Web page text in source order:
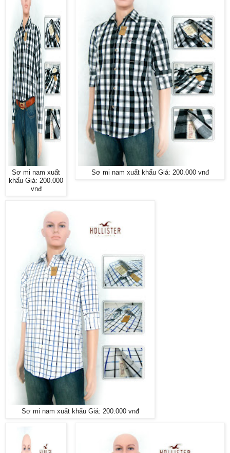
Sơ mi nam xuất khẩu Giá: 200.000 vnđ
Sơ mi nam xuất
khẩu Giá: 200.000
vnđ
Sơ mi nam xuất khẩu Giá: 200.000 vnđ